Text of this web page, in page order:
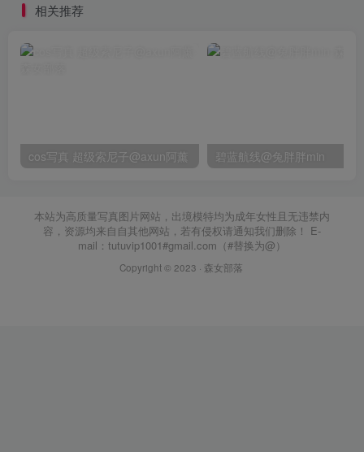
相关推荐
cos写真 超级索尼子@axun阿薰 碧蓝航线@兔胖胖min
本站为高质量写真图片网站，出境模特均为成年女性且无违禁内
容，资源均来自自其他网站，若有侵权请通知我们删除！ E-
mail：tutuvip1001#gmail.com（#替换为@）
Copyright © 2023 · 森女部落